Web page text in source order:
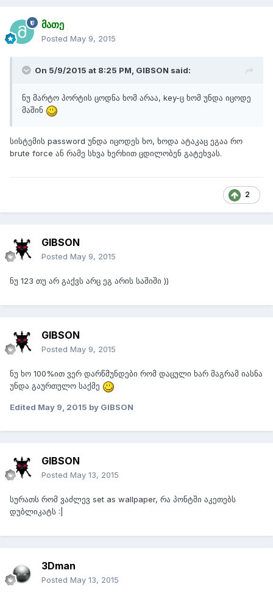
მათე
Posted May 9, 2015
On 5/9/2015 at 8:25 PM, GIBSON said:
ნუ მარტო პორტის ცოდნა ხომ არაა, key-ც ხომ უნდა იცოდე
მაშინ
​სისტემის password უნდა იცოდეს ხო, ხოდა ატაკაც ეგაა რო
brute force ან რამე სხვა ხერხით ცდილობენ გატეხვას.
2
GIBSON
Posted May 9, 2015
ნუ 123 თუ არ გაქვს არც ეგ არის საშიში ))
GIBSON
Posted May 9, 2015
ნუ ხო 100%ით ვერ დარწმუნდები რომ დაცული ხარ მაგრამ იასნა
უნდა გაურთულო საქმე
Edited May 9, 2015 by GIBSON
GIBSON
Posted May 13, 2015
სურათს რომ ვაძლევ set as wallpaper, რა პონტში აკეთებს
დუბლიკატს :|
3Dman
Posted May 13, 2015